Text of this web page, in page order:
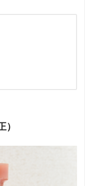
）